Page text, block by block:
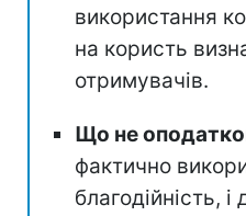
використання
на користь
отримувачів.
Що не
фактично
благодійність,